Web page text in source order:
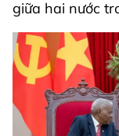
giữa hai nước